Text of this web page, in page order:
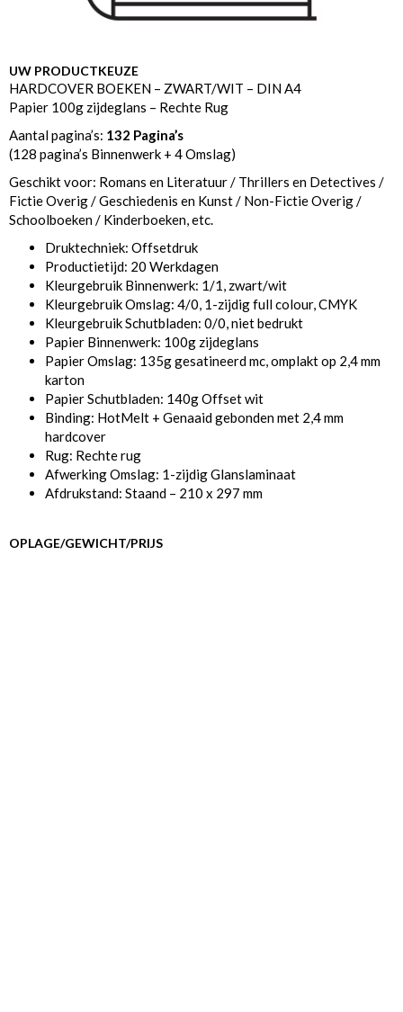
UW PRODUCTKEUZE
HARDCOVER BOEKEN – ZWART/WIT – DIN A4
Papier 100g zijdeglans – Rechte Rug
Aantal pagina’s: 132 Pagina’s
(128 pagina’s Binnenwerk + 4 Omslag)
Geschikt voor: Romans en Literatuur / Thrillers en Detectives /
Fictie Overig / Geschiedenis en Kunst / Non-Fictie Overig /
Schoolboeken / Kinderboeken, etc.
Druktechniek: Offsetdruk
Productietijd: 20 Werkdagen
Kleurgebruik Binnenwerk: 1/1, zwart/wit
Kleurgebruik Omslag: 4/0, 1-zijdig full colour, CMYK
Kleurgebruik Schutbladen: 0/0, niet bedrukt
Papier Binnenwerk: 100g zijdeglans
Papier Omslag: 135g gesatineerd mc, omplakt op 2,4 mm
karton
Papier Schutbladen: 140g Offset wit
Binding: HotMelt + Genaaid gebonden met 2,4 mm
hardcover
Rug: Rechte rug
Afwerking Omslag: 1-zijdig Glanslaminaat
Afdrukstand: Staand – 210 x 297 mm
OPLAGE/GEWICHT/PRIJS